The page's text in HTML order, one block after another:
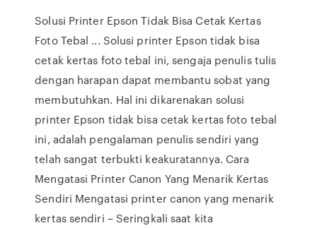
Solusi Printer Epson Tidak Bisa Cetak Kertas
Foto Tebal ... Solusi printer Epson tidak bisa
cetak kertas foto tebal ini, sengaja penulis tulis
dengan harapan dapat membantu sobat yang
membutuhkan. Hal ini dikarenakan solusi
printer Epson tidak bisa cetak kertas foto tebal
ini, adalah pengalaman penulis sendiri yang
telah sangat terbukti keakuratannya. Cara
Mengatasi Printer Canon Yang Menarik Kertas
Sendiri Mengatasi printer canon yang menarik
kertas sendiri – Seringkali saat kita